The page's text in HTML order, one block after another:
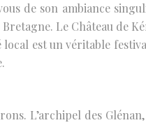
de son ambiance
Le Château de
est un véritable
L’archipel des